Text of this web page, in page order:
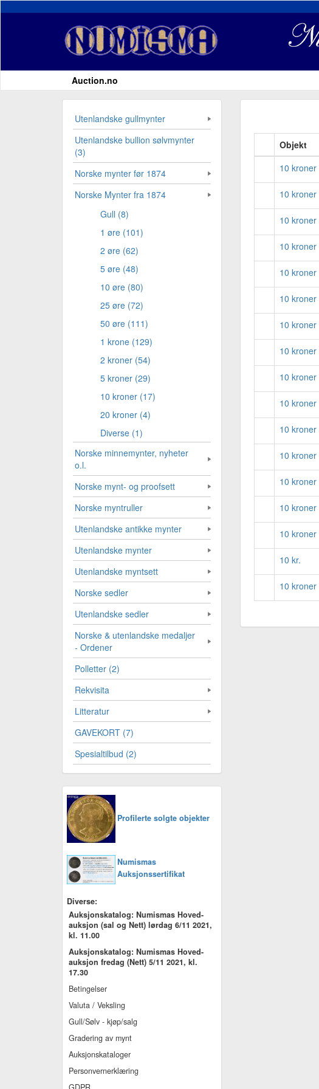
Auction.no
Utenlandske gullmynter
Utenlandske bullion sølvmynter
(3)
Norske mynter før 1874
Norske Mynter fra 1874
Gull (8)
1 øre (101)
2 øre (62)
5 øre (48)
10 øre (80)
25 øre (72)
50 øre (111)
1 krone (129)
2 kroner (54)
5 kroner (29)
10 kroner (17)
20 kroner (4)
Diverse (1)
Norske minnemynter, nyheter
o.l.
Norske mynt- og proofsett
Norske myntruller
Utenlandske antikke mynter
Utenlandske mynter
Utenlandske myntsett
Norske sedler
Utenlandske sedler
Norske & utenlandske medaljer
- Ordener
Polletter (2)
Rekvisita
Litteratur
GAVEKORT (7)
Spesialtilbud (2)
Profilerte solgte objekter
Numismas
Auksjonssertifikat
Diverse:
Auksjonskatalog: Numismas Hoved-
auksjon (sal og Nett) lørdag 6/11 2021,
kl. 11.00
Auksjonskatalog: Numismas Hoved-
auksjon fredag (Nett) 5/11 2021, kl.
17.30
Betingelser
Valuta / Veksling
Gull/Sølv - kjøp/salg
Gradering av mynt
Auksjonskataloger
Personvernerklæring
Objekt
10 kroner
10 kroner
10 kroner
10 kroner
10 kroner
10 kroner
10 kroner
10 kroner
10 kroner
10 kroner
10 kroner
10 kroner
10 kroner
10 kroner
10 kroner
10 kr.
10 kroner